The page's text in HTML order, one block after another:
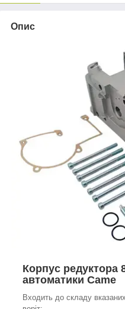
Опис
Корпус редуктора
автоматики Came
Входить до складу